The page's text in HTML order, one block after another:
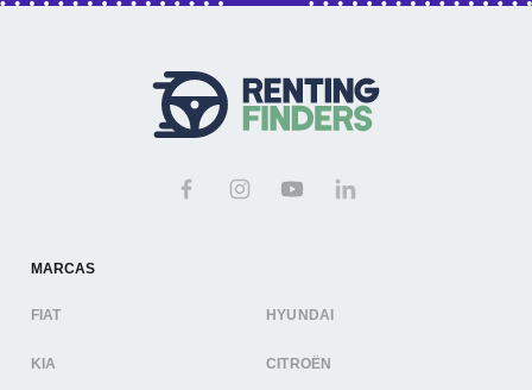
MARCAS
FIAT HYUNDAI
KIA CITROËN